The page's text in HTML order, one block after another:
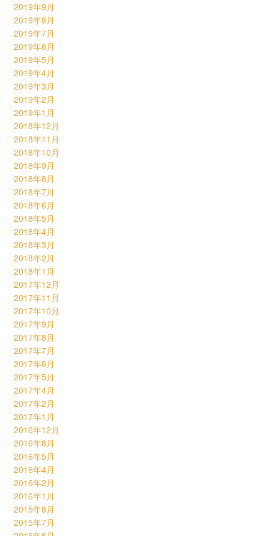
2019年9月
2019年8月
2019年7月
2019年6月
2019年5月
2019年4月
2019年3月
2019年2月
2019年1月
2018年12月
2018年11月
2018年10月
2018年9月
2018年8月
2018年7月
2018年6月
2018年5月
2018年4月
2018年3月
2018年2月
2018年1月
2017年12月
2017年11月
2017年10月
2017年9月
2017年8月
2017年7月
2017年6月
2017年5月
2017年4月
2017年2月
2017年1月
2016年12月
2016年8月
2016年5月
2016年4月
2016年2月
2016年1月
2015年8月
2015年7月